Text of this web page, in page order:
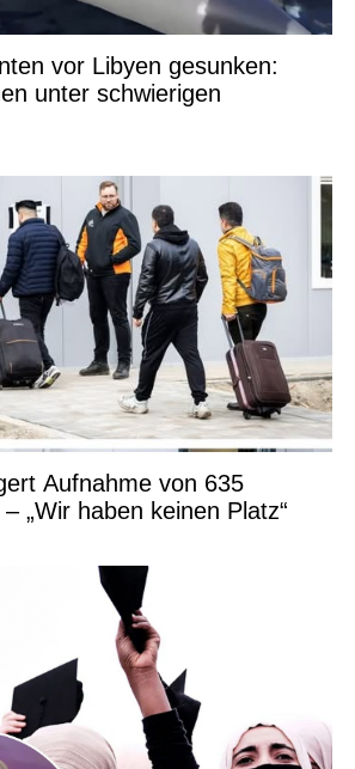
vor Libyen gesunken:
unter schwierigen
Aufnahme von 635
„Wir haben keinen Platz“